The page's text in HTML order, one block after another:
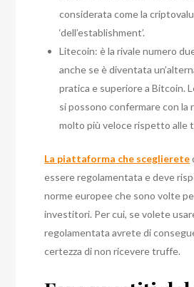
considerata come la
‘dell’establishment’.
Litecoin: è la rivale numero
anche se è diventata
pratica e superiore a Bitcoin.
si possono confermare con la
molto più veloce rispetto alle
La piattaforma che sceglierete
essere regolamentata e deve
norme europee che sono volte
investitori. Per cui, se volete
regolamentata avrete di
certezza di non ricevere truffe.